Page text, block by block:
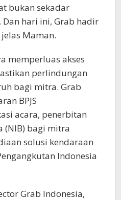
bukan sekadar
hari ini, Grab hadir
Maman.
memperluas akses
perlindungan
bagi mitra. Grab
BPJS
acara, penerbitan
(NIB) bagi mitra
solusi kendaraan
Indonesia
Grab Indonesia,